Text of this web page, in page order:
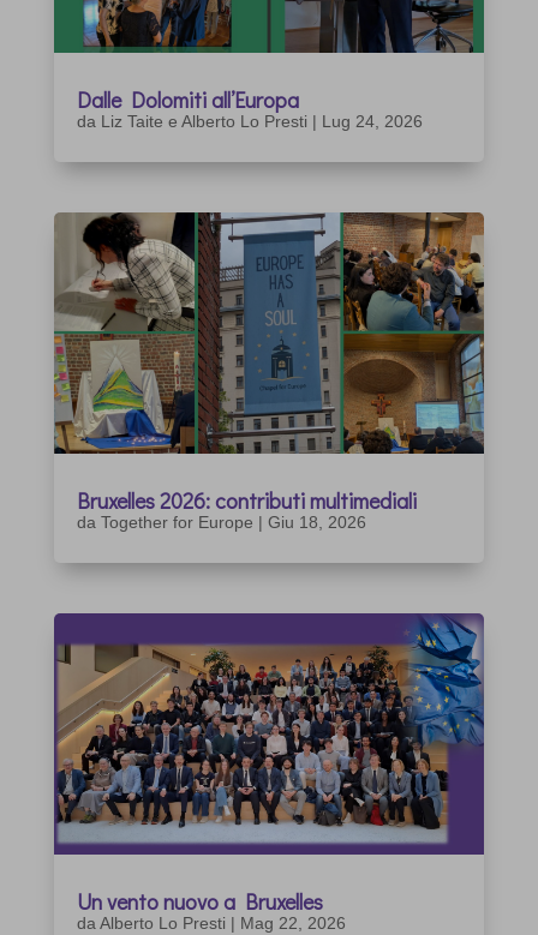
Dalle Dolomiti all’Europa
da Liz Taite e Alberto Lo Presti | Lug 24, 2026
Bruxelles 2026: contributi multimediali
da Together for Europe | Giu 18, 2026
Un vento nuovo a Bruxelles
daAlberto Lo Presti | Mag 22, 2026